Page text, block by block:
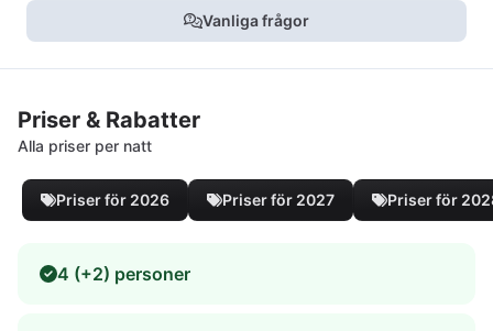
Vanliga frågor
Priser & Rabatter
Alla priser per natt
Priser för 2026 Priser för 2027 Priser för
4 (+2) personer